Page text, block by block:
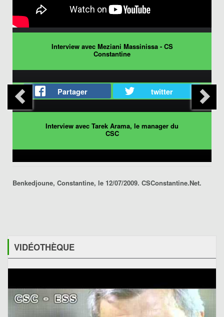
Interview avec Meziani Massinissa - CS
Constantine
Partager twitter
Interview avec Tarek Arama, le manager du
CSC
Benkedjoune, Constantine, le 12/07/2009. CSConstantine.Net.
VIDÉOTHÈQUE